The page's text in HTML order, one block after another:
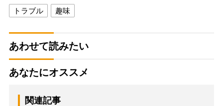
トラブル 趣味
あわせて読みたい
あなたにオススメ
関連記事